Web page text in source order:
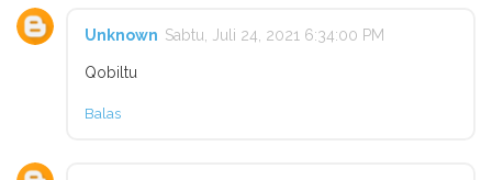
Unknown Sabtu, Juli 24, 2021 6:34:00 PM
Qobiltu
Balas